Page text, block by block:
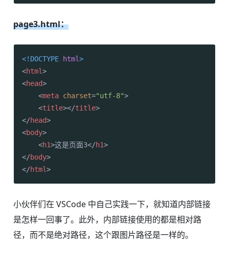
page3.html：
<!DOCTYPE html>
<html>
<head>
<meta charset="utf-8">
<title></title>
</head>
<body>
<h1>这是页面3</h1>
</body>
</html>
小伙伴们在 VSCode 中自己实践一下，就知道内部链接
是怎样一回事了。此外，内部链接使用的都是相对路
径，而不是绝对路径，这个跟图片路径是一样的。